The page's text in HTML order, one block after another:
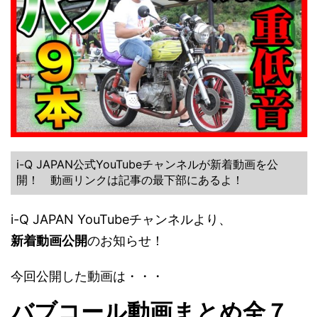
i-Q JAPAN公式YouTubeチャンネルが新着動画を公
開！ 動画リンクは記事の最下部にあるよ！
i-Q JAPAN YouTubeチャンネルより、
新着動画公開のお知らせ！
今回公開した動画は・・・